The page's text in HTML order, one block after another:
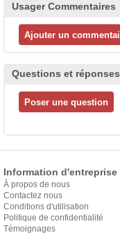
Usager Commentaires
Questions et réponses
Information d'entreprise
À propos de nous
Contactez nous
Conditions d'utilisation
Politique de confidentialité
Témoignages